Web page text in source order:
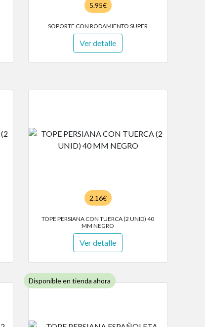
5.95€
SOPORTE CON RODAMIENTO SUPER
Ver detalle
2.16€
TOPE PERSIANA CON TUERCA (2 UNID) 40
MM NEGRO
Ver detalle
Disponible en tienda ahora